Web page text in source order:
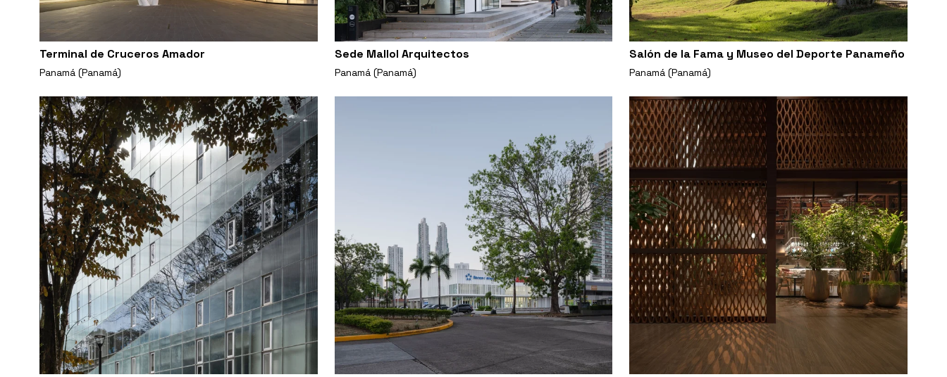
Terminal de Cruceros Amador
Panamá (Panamá)
Sede Mallol Arquitectos
Panamá (Panamá)
Salón de la Fama y Museo del Deporte Panameño
Panamá (Panamá)